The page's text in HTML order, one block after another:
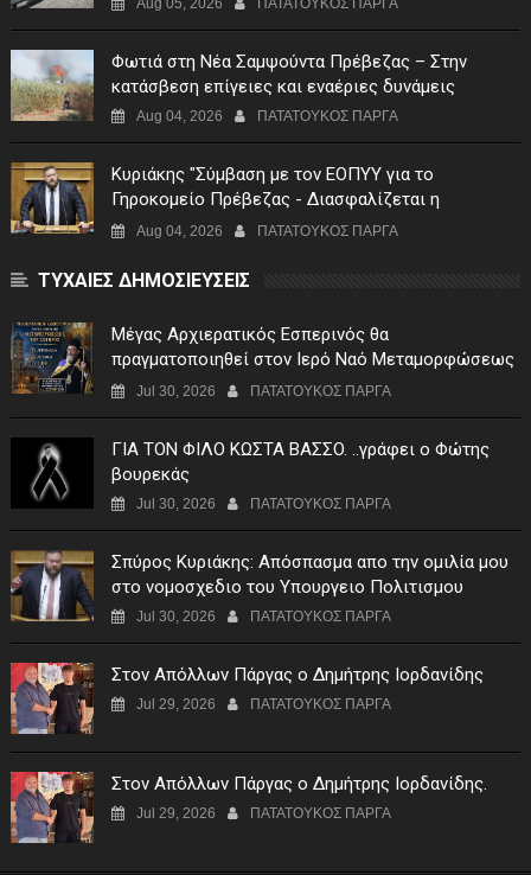
Φωτιά στη Νέα Σαμψούντα Πρέβεζας – Στην
κατάσβεση επίγειες και εναέριες δυνάμεις
Aug 04, 2026 ΠΑΤΑΤΟΥΚΟΣ ΠΑΡΓΑ
Κυριάκης "Σύμβαση με τον ΕΟΠΥΥ για το
Γηροκομείο Πρέβεζας - Διασφαλίζεται η
χρηματοδότηση της λειτουργίας του"
Aug 04, 2026 ΠΑΤΑΤΟΥΚΟΣ ΠΑΡΓΑ
ΤΥΧΑΙΕΣ ΔΗΜΟΣΙΕΥΣΕΙΣ
Μέγας Αρχιερατικός Εσπερινός θα
πραγματοποιηθεί στον Ιερό Ναό Μεταμορφώσεως
του Σωτήρος Σταυροχωρίου στης 5 Αυγούστου
Jul 30, 2026 ΠΑΤΑΤΟΥΚΟΣ ΠΑΡΓΑ
ΓIA TON ΦIΛO KΩΣTA BAΣΣO. ..γράφει ο Φώτης
βουρεκάς
Jul 30, 2026 ΠΑΤΑΤΟΥΚΟΣ ΠΑΡΓΑ
Σπύρος Κυριάκης: Απόσπασμα απο την ομιλία μου
στο νομοσχεδιο του Υπουργειο Πολιτισμου
Jul 30, 2026 ΠΑΤΑΤΟΥΚΟΣ ΠΑΡΓΑ
Στον Απόλλων Πάργας ο Δημήτρης Ιορδανίδης
Jul 29, 2026 ΠΑΤΑΤΟΥΚΟΣ ΠΑΡΓΑ
Στον Απόλλων Πάργας ο Δημήτρης Ιορδανίδης.
Jul 29, 2026 ΠΑΤΑΤΟΥΚΟΣ ΠΑΡΓΑ